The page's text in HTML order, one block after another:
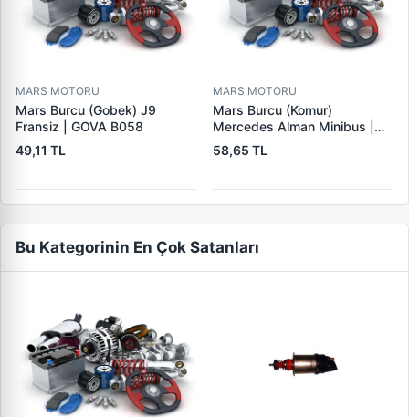
MARS MOTORU
Mars Burcu (Gobek) J9
Fransiz | GOVA B058
49,11 TL
MARS MOTORU
Mars Burcu (Komur)
Mercedes Alman Minibus |
GOVA B035
58,65 TL
Bu Kategorinin En Çok Satanları